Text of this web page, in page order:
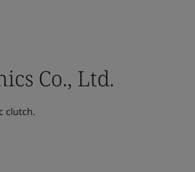
Co., Ltd.
clutch.